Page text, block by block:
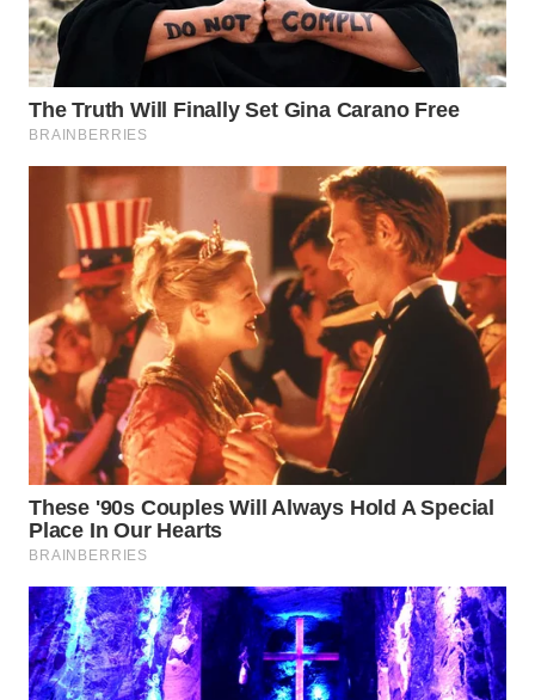
PADANG
LAWAS
WN
SUMEDANG
WN
CIANJUR
WN
KEPULAUAN
SERIBU
WN
TANGERANG
WN
WN
CIREBON